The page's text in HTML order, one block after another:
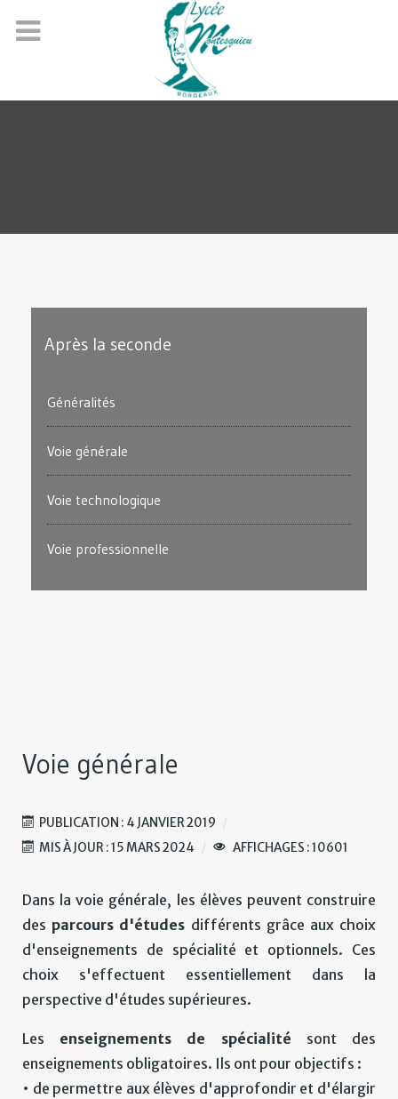
Après la seconde
Généralités
Voie générale
Voie technologique
Voie professionnelle
Voie générale
PUBLICATION : 4 JANVIER 2019
MIS À JOUR : 15 MARS 2024
AFFICHAGES : 10601
Dans la voie générale, les élèves peuvent construire
des parcours d'études différents grâce aux choix
d'enseignements de spécialité et optionnels. Ces
choix s'effectuent essentiellement dans la
perspective d'études supérieures.
Les enseignements de spécialité sont des
enseignements obligatoires. Ils ont pour objectifs :
• de permettre aux élèves d'approfondir et d'élargir